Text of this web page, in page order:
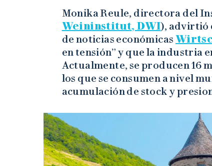
Monika Reule, directora del
Weininstitut, DWI), advirtió
de noticias económicas
en tensión” y que la industria
Actualmente, se producen 16
los que se consumen a nivel
acumulación de stock y